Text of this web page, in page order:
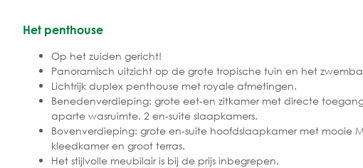
Het penthouse
Op het zuiden gericht!
Panoramisch uitzicht op de grote tropische tuin en het
Lichtrijk duplex penthouse met royale afmetingen.
Benedenverdieping: grote eet-en zitkamer met directe
aparte wasruimte. 2 en-suite slaapkamers.
Bovenverdieping: grote en-suite hoofdslaapkamer met mooie
kleedkamer en groot terras.
Het stijlvolle meubilair is bij de prijs inbegrepen.